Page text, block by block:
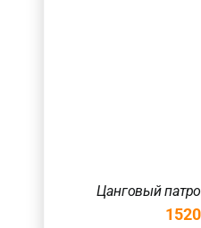
Цанговый
1520